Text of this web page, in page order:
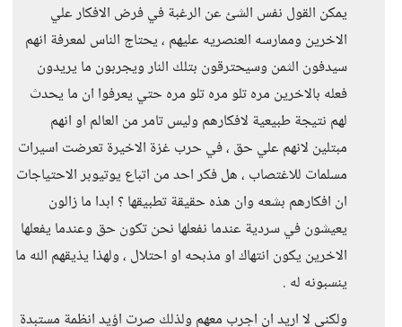
يمكن القول نفس الشئ عن الرغبة في فرض الافكار علي
الاخرين وممارسه العنصريه عليهم ، يحتاج الناس لمعرفة انهم
سيدفون الثمن وسيحترقون بتلك النار ويجربون ما يريدون
فعله بالاخرين مره تلو مره تلو مره حتي يعرفوا ان ما يحدث
لهم نتيجة طبيعية لافكارهم وليس تامر من العالم او انهم
مبتلين لانهم علي حق ، في حرب غزة الاخيرة تعرضت اسيرات
مسلمات للاغتصاب ، هل فكر احد من اتباع يوتيوبر الاحتياجات
ان افكارهم بشعه وان هذه حقيقة تطبيقها ؟ ابدا ما زالون
يعيشون في سردية عندما نفعلها نحن تكون حق وعندما يفعلها
الاخرين يكون انتهاك او مذبحه او احتلال ، ولهذا يذيقهم الله ما
ينسبونه له .
ولكني لا اريد ان اجرب معهم ولذلك صرت اؤيد انظمة مستبدة